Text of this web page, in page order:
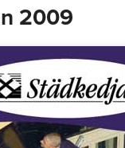
2009